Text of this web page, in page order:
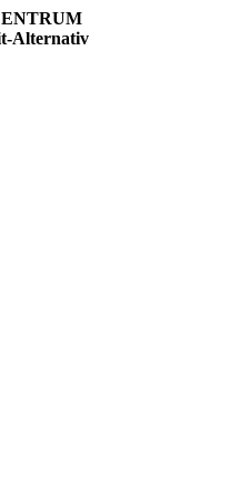
Alternativ